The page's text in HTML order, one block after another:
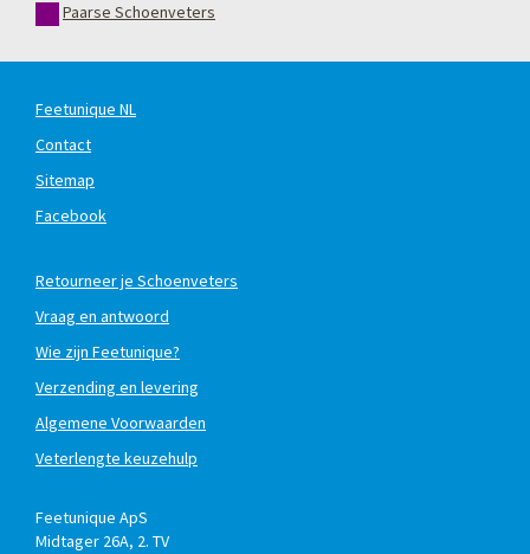
Paarse Schoenveters
Feetunique NL
Contact
Sitemap
Facebook
Retourneer je Schoenveters
Vraag en antwoord
Wie zijn Feetunique?
Verzending en levering
Algemene Voorwaarden
Veterlengte keuzehulp
Feetunique ApS
Midtager 26A, 2. TV